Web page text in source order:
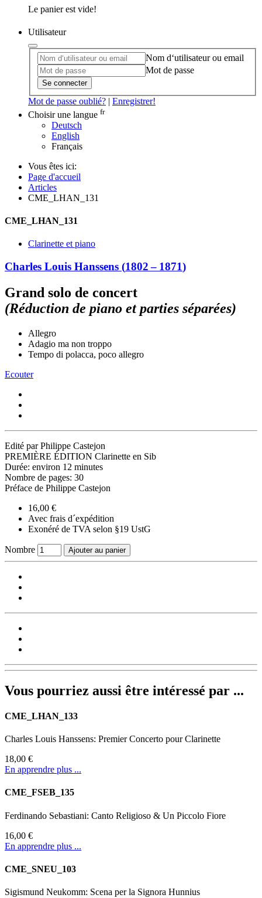
Le panier est vide!
Utilisateur
Nom d‘utilisateur ou email
Mot de passe
Se connecter
Mot de passe oublié? | Enregistrer!
Choisir une langue fr
Deutsch
English
Français
Vous êtes ici:
Page d'accueil
Articles
CME_LHAN_131
CME_LHAN_131
Clarinette et piano
Charles Louis Hanssens (1802– 1871)
Grand solo de concert
(Réduction de piano et parties séparées)
Allegro
Adagio ma non troppo
Tempo di polacca, poco allegro
Ecouter
Edité par Philippe Castejon
PREMIÈRE ÉDITION Clarinette en Sib
Durée: environ 12 minutes
Nombre de pages: 30
Préface de Philippe Castejon
16,00 €
Avec frais d´expédition
Exonéré de TVA selon §19 UstG
Nombre Ajouter au panier
Vous pourriez aussi être intéressé par ...
CME_LHAN_133
Charles Louis Hanssens: Premier Concerto pour Clarinette
18,00 €
En apprendre plus ...
CME_FSEB_135
Ferdinando Sebastiani: Canto Religioso & Un Piccolo Fiore
16,00 €
En apprendre plus ...
CME_SNEU_103
Sigismund Neukomm: Scena per la Signora Hunnius